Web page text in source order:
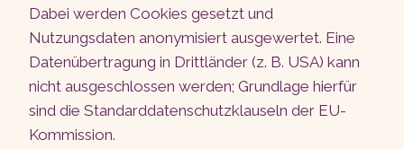
Dabei werden Cookies gesetzt und
Nutzungsdaten anonymisiert ausgewertet. Eine
Datenübertragung in Drittländer (z. B. USA) kann
nicht ausgeschlossen werden; Grundlage hierfür
sind die Standarddatenschutzklauseln der EU-
Kommission.